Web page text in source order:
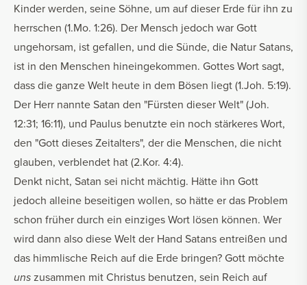
Kinder werden, seine Söhne, um auf dieser Erde für ihn zu
herrschen (1.Mo. 1:26). Der Mensch jedoch war Gott
ungehorsam, ist gefallen, und die Sünde, die Natur Satans,
ist in den Menschen hineingekommen. Gottes Wort sagt,
dass die ganze Welt heute in dem Bösen liegt (1.Joh. 5:19).
Der Herr nannte Satan den "Fürsten dieser Welt" (Joh.
12:31; 16:11), und Paulus benutzte ein noch stärkeres Wort,
den "Gott dieses Zeitalters", der die Menschen, die nicht
glauben, verblendet hat (2.Kor. 4:4).
Denkt nicht, Satan sei nicht mächtig. Hätte ihn Gott
jedoch alleine beseitigen wollen, so hätte er das Problem
schon früher durch ein einziges Wort lösen können. Wer
wird dann also diese Welt der Hand Satans entreißen und
das himmlische Reich auf die Erde bringen? Gott möchte
uns zusammen mit Christus benutzen, sein Reich auf